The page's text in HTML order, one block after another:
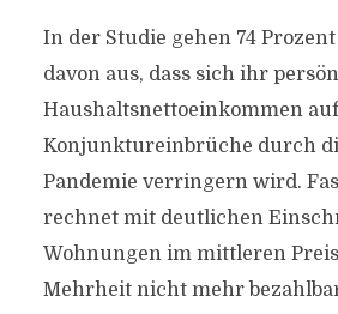
In der Studie gehen 74
davon aus, dass sich ihr
Haushaltsnettoeinkommen
Konjunktureinbrüche durch
Pandemie verringern wird.
rechnet mit deutlichen
Wohnungen im mittleren
Mehrheit nicht mehr